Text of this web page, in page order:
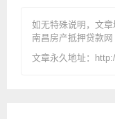
如无特殊说明，文章
南昌房产抵押贷款网
文章永久地址：